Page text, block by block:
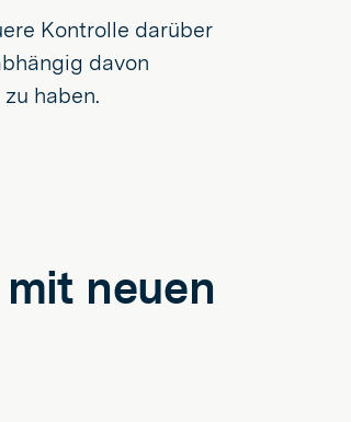
Kontrolle darüber
davon
haben.
neuen